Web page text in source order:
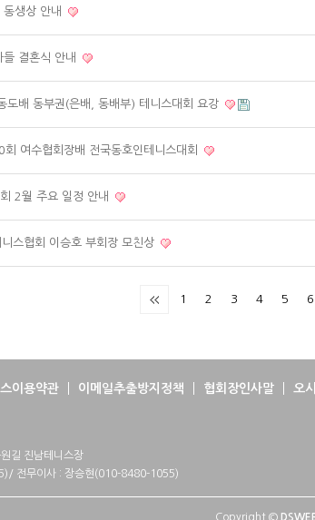
동생상 안내
결혼식 안내
도배 동부권(은배, 동배부) 테니스대회 요강
여수협회장배 전국동호인테니스대회
2월 주요 일정 안내
스협회 이승호 부회장 모친상
1 2 3 4 5 6
이용약관 이메일추출방지정책 협회장인사말 오
길 진남테니스장
전무이사 : 장승현(010-8480-1055)
Copyright ©